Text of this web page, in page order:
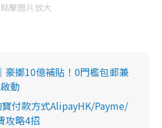
點擊圖片放大
豪擲10億補貼！0門檻包郵兼
動
付款方式AlipayHK/Payme/
攻略4招